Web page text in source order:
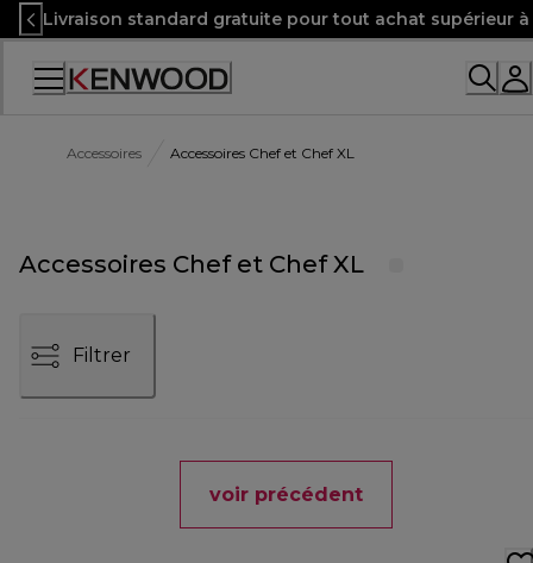
Skip
to
Content
Livraison standard gratuite pour tout achat supérieur
Accessoires Accessoires Chef et Chef XL
Accessoires Chef et Chef XL
Filtrer
voir précédent